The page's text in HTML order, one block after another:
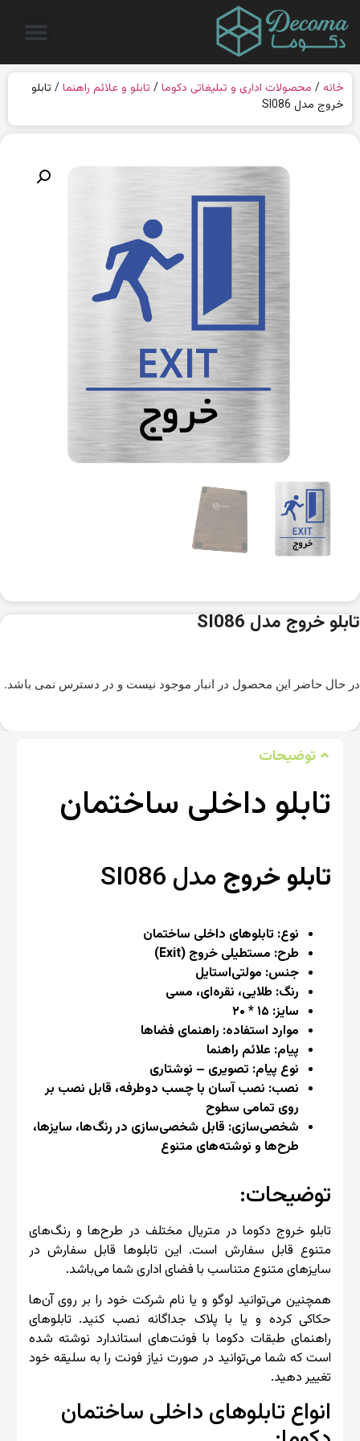
خانه / محصولات اداری و تبلیغاتی دکوما/ تابلو و علائم راهنما/ تابلو
خروج مدل SI086
تابلو خروج مدل SI086
در حال حاضر این محصول در انبار موجود نیست و در دسترس نمی باشد.
توضیحات
تابلو داخلی ساختمان
تابلو خروجمدل SI086
نوع: تابلوهای داخلی ساختمان
طرح: مستطیلی خروج (Exit)
جنس: مولتی‌استایل
رنگ: طلایی، نقره‌ای، مسی
سایز: ۱۵ * ۲۰
موارد استفاده: راهنمای فضاها
پیام: علائم راهنما
نوع پیام: تصویری – نوشتاری
نصب: نصب آسان با چسب دو‌طرفه، قابل نصب بر
روی تمامی سطوح
شخصی‌سازی: قابل شخصی‌سازی در رنگ‌ها، سایزها،
طرح‌ها و نوشته‌های متنوع
توضیحات:
تابلو خروج دکوما در متریال مختلف در طرح‌ها و رنگ‌های
متنوع قابل سفارش است. این تابلوها قابل سفارش در
سایزهای متنوع متناسب با فضای اداری شما می‌باشد.
همچنین می‌توانید لوگو و یا نام شرکت خود را بر روی آن‌ها
حکاکی کرده و یا با پلاک جداگانه نصب کنید. تابلوهای
راهنمای طبقات دکوما با فونت‌های استاندارد نوشته شده
است که شما می‌توانید در صورت نیاز فونت را به سلیقه خود
تغییر دهید.
انواع تابلوهای داخلی ساختمان